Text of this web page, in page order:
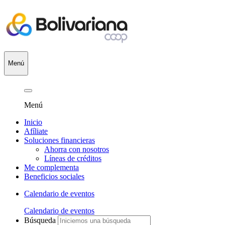
Menú
Menú
Inicio
Afíliate
Soluciones financieras
Ahorra con nosotros
Líneas de créditos
Me complementa
Beneficios sociales
Calendario de eventos
Calendario de eventos
Búsqueda